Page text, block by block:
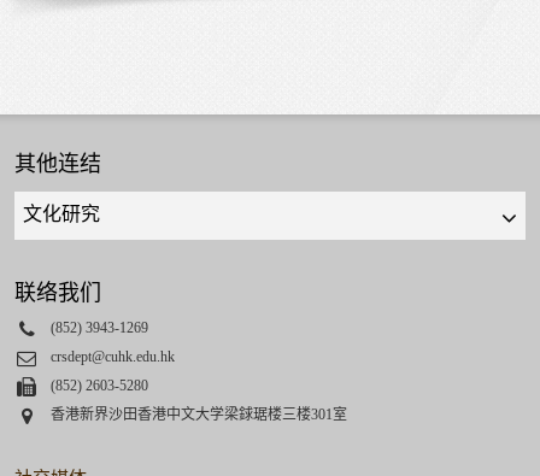
其他连结
Quick
links
select
联络我们
Phone
(852) 3943-1269
Email
crsdept@cuhk.edu.hk
Fax(852) 2603-5280
Address
香港新界沙田香港中文大学梁銶琚楼三楼301室